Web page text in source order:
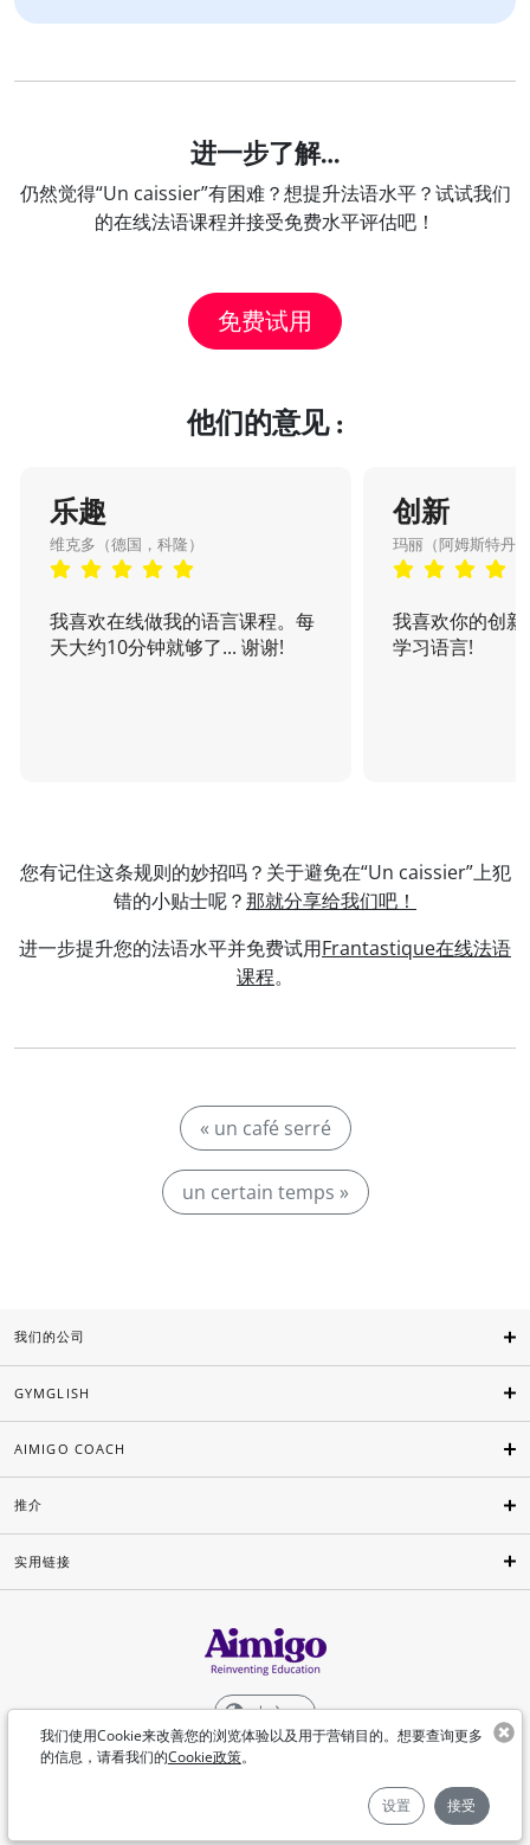
进一步了解…
仍然觉得“Un caissier”有困难？想提升法语水平？试试我们
的在线法语课程并接受免费水平评估吧！
免费试用
他们的意见 :
乐趣
维克多（德国，科隆）
我喜欢在线做我的语言课程。每
天大约10分钟就够了... 谢谢!
创新
玛丽（阿姆斯特丹
我喜欢你的创
学习语言!
您有记住这条规则的妙招吗？关于避免在“Un caissier”上犯
错的小贴士呢？那就分享给我们吧！
进一步提升您的法语水平并免费试用Frantastique在线法语
课程。
« un café serré
un certain temps »
我们使用Cookie来改善您的浏览体验以及用于营销目的。想要查询更多
的信息，请看我们的Cookie政策。
设置 接受
我们的公司
GYMGLISH
AIMIGO COACH
推介
实用链接
中文
©Aimigo 2026